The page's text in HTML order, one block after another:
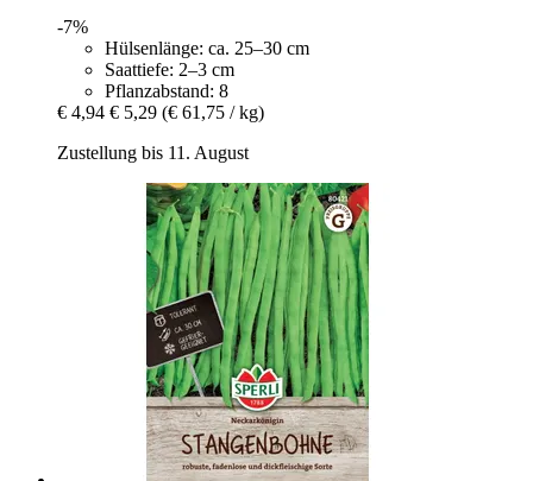
-7%
Hülsenlänge: ca. 25–30 cm
Saattiefe: 2–3 cm
Pflanzabstand: 8
€ 4,94 € 5,29 (€ 61,75 / kg)
Zustellung bis 11. August